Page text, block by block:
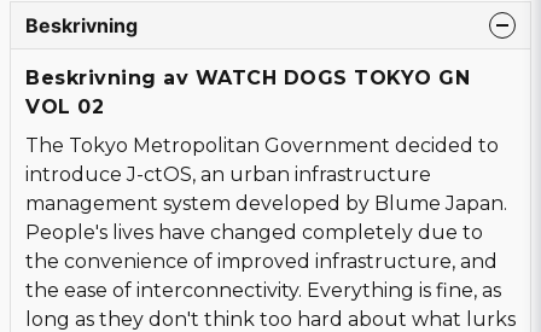
Beskrivning
Beskrivning av WATCH DOGS TOKYO GN
VOL 02
The Tokyo Metropolitan Government decided to
introduce J-ctOS, an urban infrastructure
management system developed by Blume Japan.
People's lives have changed completely due to
the convenience of improved infrastructure, and
the ease of interconnectivity. Everything is fine, as
long as they don't think too hard about what lurks